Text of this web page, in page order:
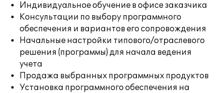
Индивидуальное обучение в офисе заказчика
Консультации по выбору программного
обеспечения и вариантов его сопровождения
Начальные настройки типового/отраслевого
решения (программы) для начала ведения
учета
Продажа выбранных программных продуктов
Установка программного обеспечения на